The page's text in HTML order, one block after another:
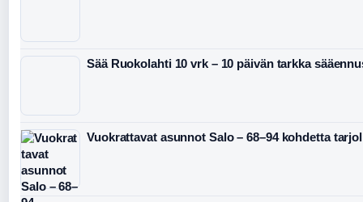
Sää Ruokolahti 10 vrk – 10 päivän tarkka
Vuokrattavat asunnot Salo – 68–94 kohdetta